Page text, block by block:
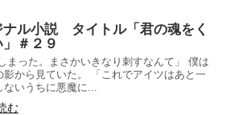
ナル小説 タイトル「君の魂をく
＃２９
まった。まさかいきなり刺すなんて」 僕は
影から見ていた。 「これでアイツはあと一
いうちに悪魔に...
む